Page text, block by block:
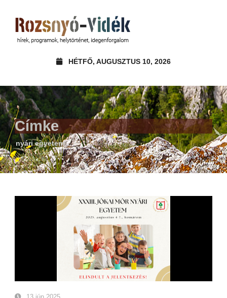
HÉTFŐ, AUGUSZTUS 10, 2026
Címke
nyári egyetem